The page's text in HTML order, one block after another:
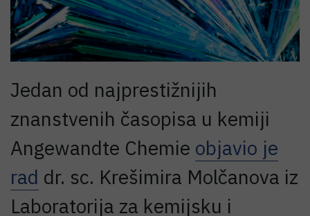
Jedan od najprestižnijih
znanstvenih časopisa u kemiji
Angewandte Chemie objavio je
rad dr. sc. Krešimira Molčanova iz
Laboratorija za kemijsku i